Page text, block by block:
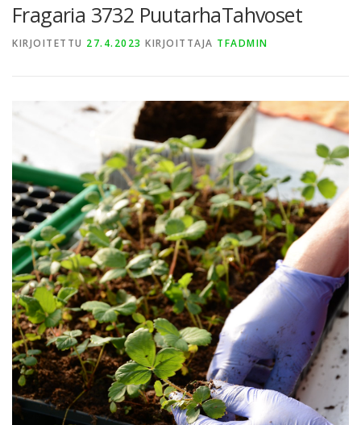
TRENDIKASVIT EXTRANET
Fragaria 3732 PuutarhaTahvoset
KIRJOITETTU 27.4.2023 KIRJOITTAJA TFADMIN